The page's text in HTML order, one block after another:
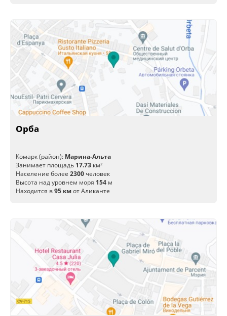
Орба
Комарк (район): Марина-Альта
Занимает площадь 17.73 км²
Население более 2300 человек
Высота над уровнем моря 154 м
Находится в95 кмот Аликанте